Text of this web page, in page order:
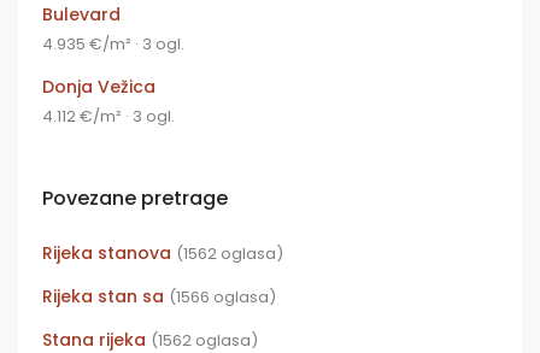
Bulevard
4.935 €/m² · 3 ogl.
Donja Vežica
4.112 €/m² · 3 ogl.
Povezane pretrage
Rijeka stanova (1562 oglasa)
Rijeka stan sa (1566 oglasa)
Stana rijeka (1562 oglasa)